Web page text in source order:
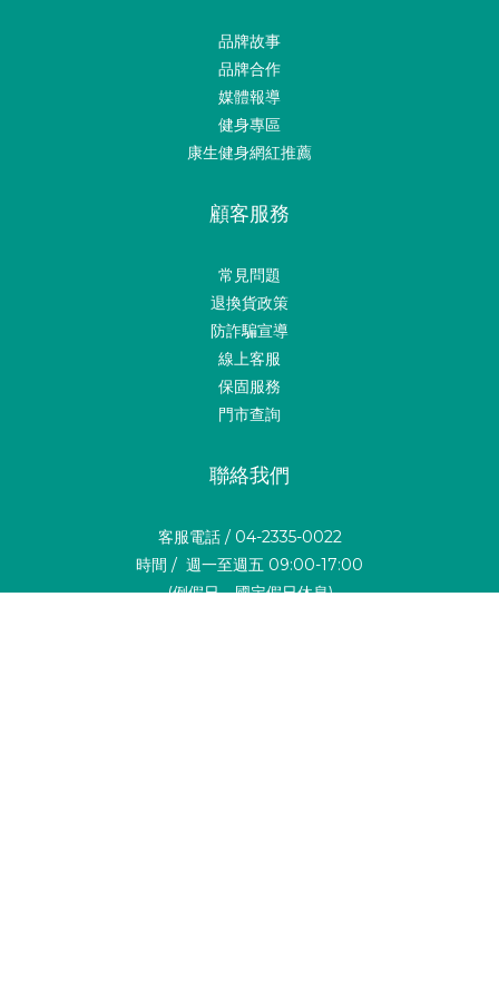
立即購買
品牌故事
品牌合作
媒體報導
健身專區
康生健身網紅推薦
顧客服務
常見問題
退換貨政策
防詐騙宣導
線上客服
保固服務
門市查詢
聯絡我們
客服電話 / 04-2335-0022
時間 / 週一至週五 09:00-17:00
(例假日、國定假日休息)